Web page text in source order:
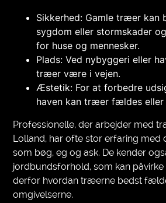
Sikkerhed: Gamle træer kan
sygdom eller stormskader
for huse og mennesker.
Plads: Ved nybyggeri eller
træer være i vejen.
Æstetik: For at forbedre
haven kan træer fældes
Professionelle, der arbejder med
Lolland, har ofte stor erfaring
som bøg, eg og ask. De kender
jordbundsforhold, som kan påvirke
derfor hvordan træerne bedst
omgivelserne.